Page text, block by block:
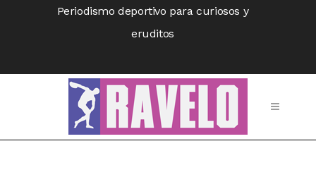
Periodismo deportivo para curiosos y
eruditos